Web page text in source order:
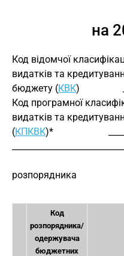
на
Код відомчої
видатків та
бюджету (КВК)
Код програмної
видатків та
(КПКВК)*
розпорядника
Код
розпорядника/
одержувача
бюджетних